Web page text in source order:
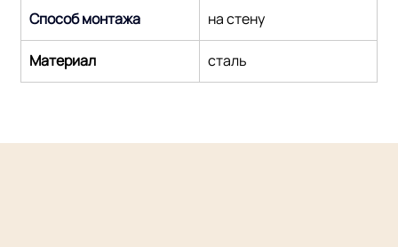
Способ монтажа на стену
Maтериал сталь